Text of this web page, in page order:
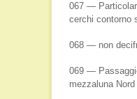
067 —
cerchi contorno
068 — non
069 —
mezzaluna